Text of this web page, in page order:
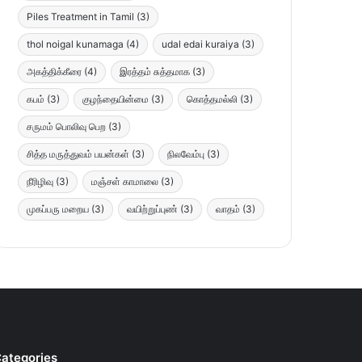
Piles Treatment in Tamil (3)
thol noigal kunamaga (4) udal edai kuraiya (3)
அகத்திக்கீரை (4) இரத்தம் சுத்தமாக (3)
கபம் (3) குழந்தையின்மை (3) கொத்தமல்லி (3)
சருமம் பொலிவு பெற (3)
சித்த மருத்துவம் பயன்கள் (3) நிலவேம்பு (3)
நீரிழிவு (3) மஞ்சள் காமாலை (3)
முகப்பரு மறைய (3) வயிற்றுப்புண் (3) வாதம் (3)